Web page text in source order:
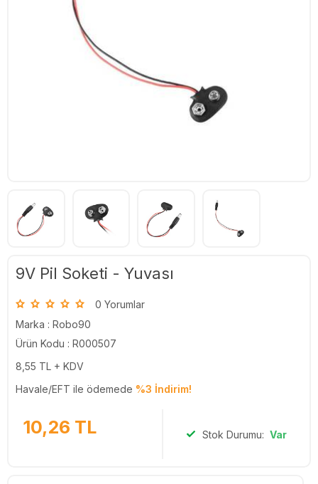
9V Pil Soketi - Yuvası
0 Yorumlar
Marka : Robo90
Ürün Kodu : R000507
8,55 TL + KDV
Havale/EFT ile ödemede %3 İndirim!
10,26 TL Stok Durumu: Var